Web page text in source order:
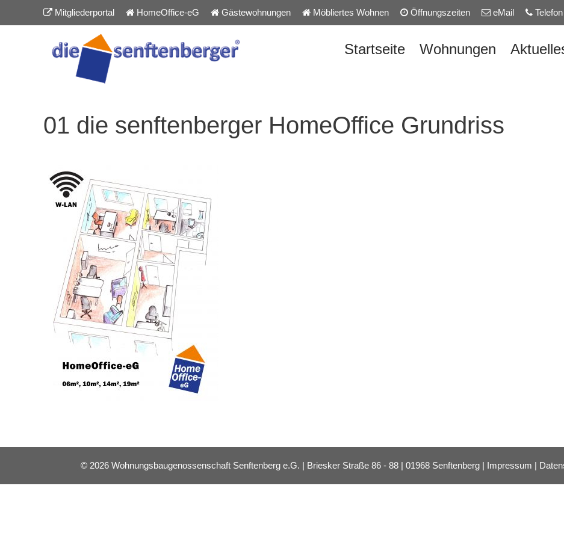
Mitgliederportal HomeOffice-eG Gästewohnungen Möbliertes Wohnen Öffnungszeiten eMail Telefon
Startseite Wohnungen
01 die senftenberger HomeOffice Grundriss
© 2026 Wohnungsbaugenossenschaft Senftenberg e.G. | Briesker Straße 86 - 88 | 01968 Senftenberg | Impressum |